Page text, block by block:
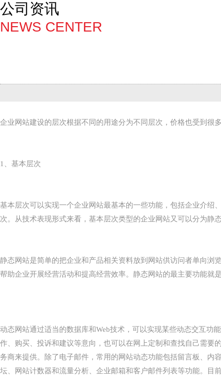
公司资讯
NEWS CENTER
企业网站建设的层次根据不同的用途分为不同层次，价格也受到很
1、基本层次
基本层次可以实现一个企业网站最基本的一些功能，包括企业介绍
次。从技术表现形式来看，基本层次类型的企业网站又可以分为静
静态网站是简单的把企业和产品相关资料放到网站供访问者单向
帮助企业开展经营活动和提高经营效率。静态网站的最主要功能就
动态网站通过适当的数据库和Web技术，可以实现某些动态交互
作、购买、投诉和建议等意向，也可以在网上定制和查找自己需
务商来提供。除了电子邮件，常用的网站动态功能包括留言板、
坛、网站计数器和流量分析、企业邮箱和客户邮件列表等功能。目